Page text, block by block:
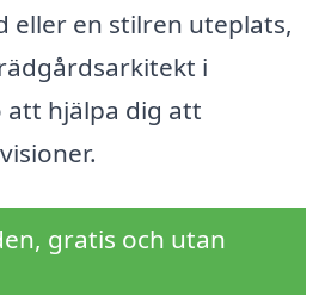
eller en stilren uteplats,
i
hjälpa dig att
gratis och utan